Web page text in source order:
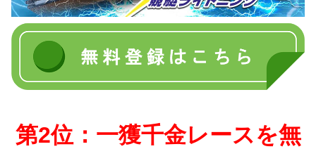
第2位：一獲千金レースを無